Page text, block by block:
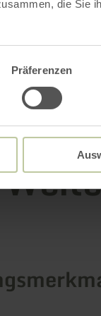
die Sie
Präferenzen
Hund